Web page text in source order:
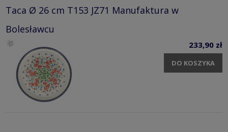
Taca Ø 26 cm T153 JZ71 Manufaktura w
Bolesławcu
233,90 zł
DO KOSZYKA